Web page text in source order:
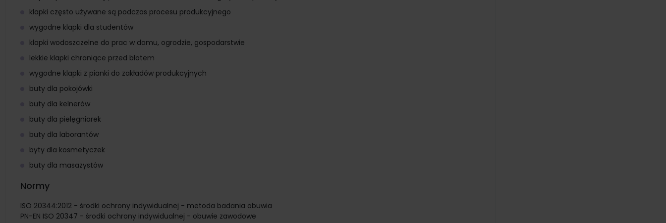
klapki często używane są podczas procesu produkcyjnego
wygodne klapki dla studentów
klapki wodoszczelne do prac w domu, ogrodzie, gospodarstwie
lekkie klapki chraniące przed błotem
wygodne klapki z pianki do zakładów produkcyjnych
buty dla pokojówki
buty dla kelnerów
buty dla pielęgniarek
buty dla laborantów
byty dla kosmetyczek
buty dla masażystów
Normy
ISO 20344:2012 - środki ochrony indywidualnej - metoda badania obuwia
PN-EN ISO 20347 - środki ochrony indywidualnej - obuwie zawodowe